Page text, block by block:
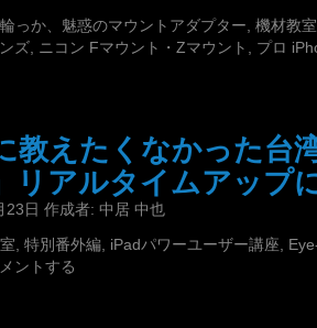
っか、魅惑のマウントアダプター 機材教室
ズ ニコン Fマウント・Zマウント
プロ
教えたくなかった台
リアルタイムアップ
23日 作成者: 中居 中也
特別番外編 iPadパワーユーザー講座
ントする